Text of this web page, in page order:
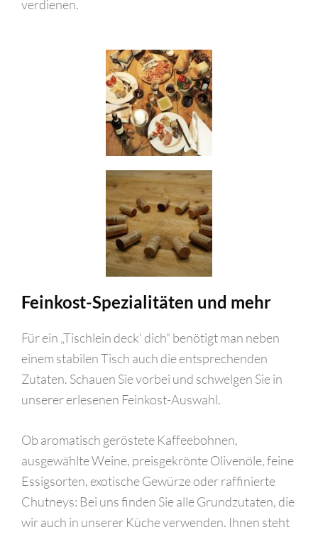
verdienen.
Feinkost-Spezialitäten und mehr
Für ein „Tischlein deck‘ dich“ benötigt man neben
einem stabilen Tisch auch die entsprechenden
Zutaten. Schauen Sie vorbei und schwelgen Sie in
unserer erlesenen Feinkost-Auswahl.
Ob aromatisch geröstete Kaffeebohnen,
ausgewählte Weine, preisgekrönte Olivenöle, feine
Essigsorten, exotische Gewürze oder raffinierte
Chutneys: Bei uns finden Sie alle Grundzutaten, die
wir auch in unserer Küche verwenden. Ihnen steht